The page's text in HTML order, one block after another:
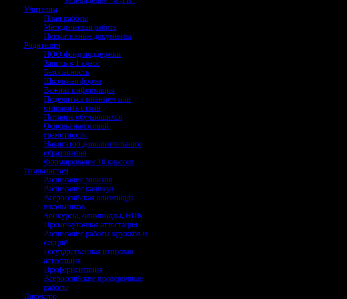
Учителям
План работы
Методическая работа
Нормативные документы
Родителям
НОО фонд поддержки
Запись в 1 класс
Безопасность
Школьная форма
Важная информация
Поделиться мнением или
отправить отзыв
Питание обучающихся
Основы налоговой
грамотности
Навигатор дополнительного
образования
Формирование 10 классов
Гимназистам
Расписание звонков
Расписание каникул
Всероссийская олимпиада
школьников
Конкурсы, олимпиады, НПК
Промежуточная аттестация
Расписание работы кружков и
секций
Государственная итоговая
аттестация
Профориентация
Всероссийские проверочные
работы
Директор